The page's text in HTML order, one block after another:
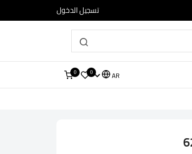
تسجيل الدخول
AR
0
0